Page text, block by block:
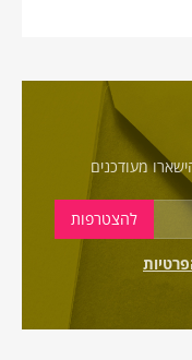
מעודכנים